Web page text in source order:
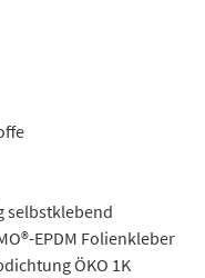
selbstklebend
EPDM Folienkleber
ÖKO 1K